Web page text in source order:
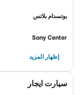
بوتسدام بلاتس
Sony Center
إظهار المزيد
سيارت ايجار